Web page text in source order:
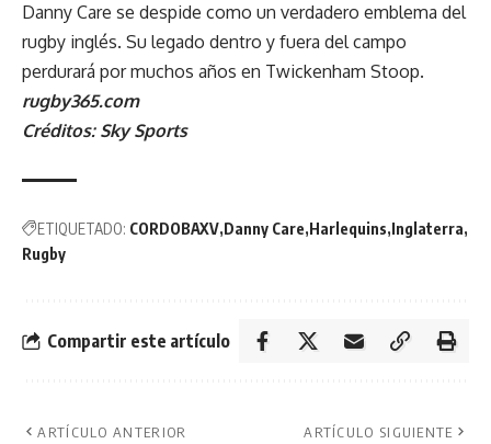
Danny Care se despide como un verdadero emblema del
rugby inglés. Su legado dentro y fuera del campo
perdurará por muchos años en Twickenham Stoop.
rugby365.com
Créditos: Sky Sports
ETIQUETADO: CORDOBAXV Danny Care Harlequins Inglaterra
Rugby
Compartir este artículo
ARTÍCULO ANTERIOR ARTÍCULO SIGUIENTE